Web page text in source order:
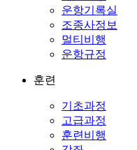
운항기록실
조종사정보
멀티비행
운항규정
훈련
기초과정
고급과정
훈련비행